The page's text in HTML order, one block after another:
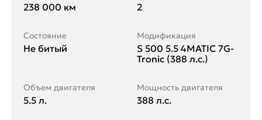
238 000 км 2
Состояние
Не битый
Модификация
S 500 5.5 4MATIC 7G-
Tronic (388 л.с.)
Объем двигателя
5.5 л.
Мощность двигателя
388 л.с.